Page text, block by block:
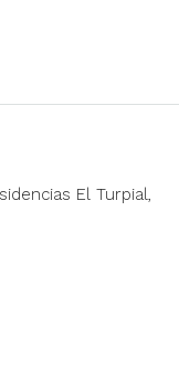
El Turpial,